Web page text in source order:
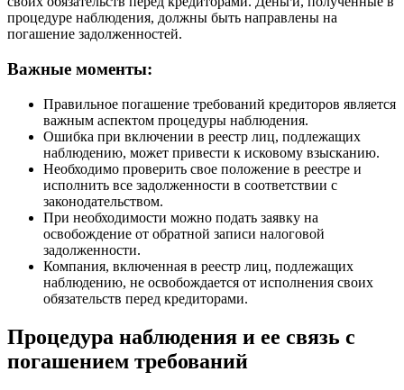
процедуре наблюдения, должны быть направлены на
погашение задолженностей.
Важные моменты:
Правильное погашение требований кредиторов является
важным аспектом процедуры наблюдения.
Ошибка при включении в реестр лиц, подлежащих
наблюдению, может привести к исковому взысканию.
Необходимо проверить свое положение в реестре и
исполнить все задолженности в соответствии с
законодательством.
При необходимости можно подать заявку на
освобождение от обратной записи налоговой
задолженности.
Компания, включенная в реестр лиц, подлежащих
наблюдению, не освобождается от исполнения своих
обязательств перед кредиторами.
Процедура наблюдения и ее связь с
погашением требований